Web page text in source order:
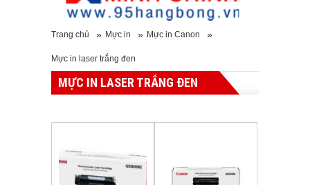
Trang chủ » Mực in » Mực in Canon »
Mực in laser trắng đen
MỰC IN LASER TRẮNG ĐEN